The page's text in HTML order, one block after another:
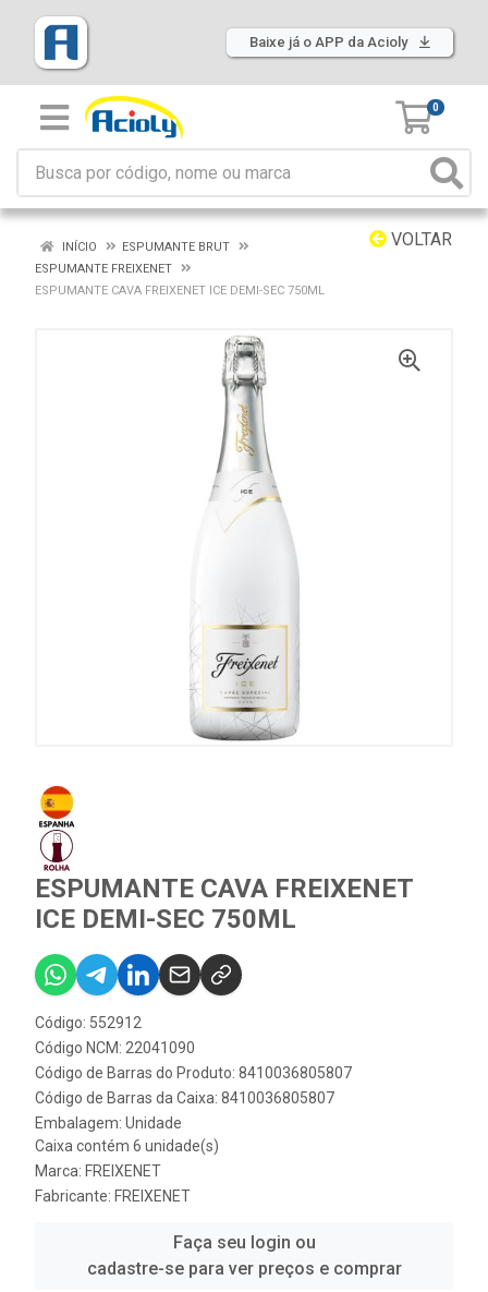
Baixe já o APP da Acioly
0
VOLTAR
INÍCIO
ESPUMANTE BRUT
ESPUMANTE FREIXENET
ESPUMANTE CAVA FREIXENET ICE DEMI-SEC 750ML
ESPUMANTE CAVA FREIXENET
ICE DEMI-SEC 750ML
Código: 552912
Código NCM: 22041090
Código de Barras do Produto: 8410036805807
Código de Barras da Caixa: 8410036805807
Embalagem: Unidade
Caixa contém 6 unidade(s)
Marca: FREIXENET
Fabricante: FREIXENET
Faça seu login ou
cadastre-se para ver preços e comprar